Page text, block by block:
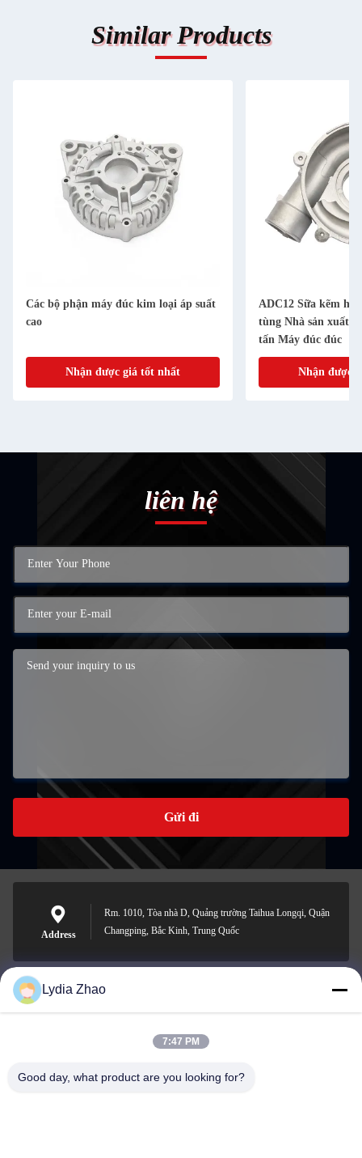
Similar Products
Các bộ phận máy đúc kim loại áp suất
cao
Nhận được giá tốt nhất
ADC12 Sữa kẽm
tùng Nhà sản xuất
tấn Máy đúc đúc
Nhận được
liên hệ
Gửi đi
Address
Rm. 1010, Tòa nhà D, Quảng trường Taihua Longqi, Quận
Changping, Bắc Kinh, Trung Quốc
jesingd@vip.sina.com
Lydia Zhao
7:47 PM
Good day, what product are you looking for?